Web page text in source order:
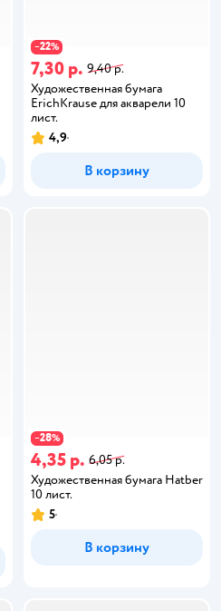
−22%
7,30 р. 9,40 р.
Художественная бумага
ErichKrause для акварели 10
лист.
4,9
В корзину
−28%
4,35 р. 6,05 р.
Художественная бумага Hatber
10 лист.
5
В корзину